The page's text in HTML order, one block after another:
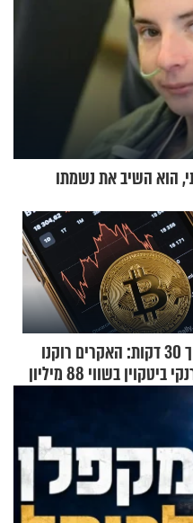
הוא השיב את נשמתו
תוך 30 דקות: האקרים רוקנו
ארנקי ביטקוין בשווי 88 מיליון